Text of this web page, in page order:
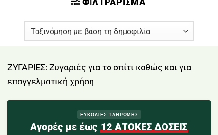
ΦΙΛΤΡΆΡΙΣΜΑ
ΖΥΓΑΡΙΕΣ: Ζυγαριές για το σπίτι καθώς και για
επαγγελματική χρήση.
ΕΥΚΟΛΙΕΣ ΠΛΗΡΩΜΗΣ
Αγορές με έως 12 ΑΤΟΚΕΣ ΔΟΣΕΙΣ